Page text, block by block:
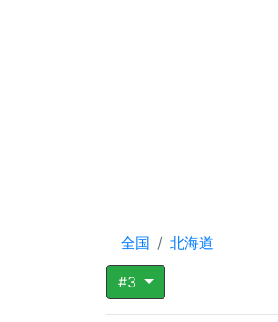
全国 北海道
#3